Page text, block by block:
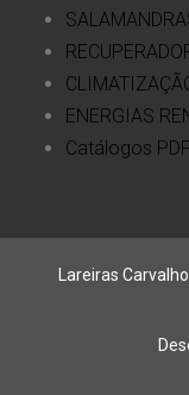
ENERGIAS
Catálogos PDF
Lareiras